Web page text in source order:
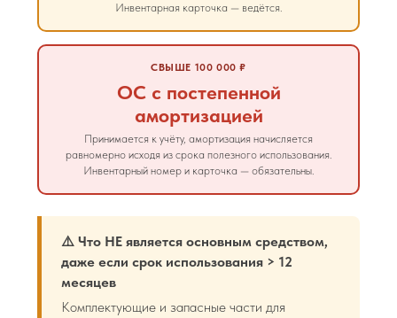
Инвентарная карточка — ведётся.
СВЫШЕ 100 000 ₽
ОС с постепенной
амортизацией
Принимается к учёту, амортизация начисляется
равномерно исходя из срока полезного использования.
Инвентарный номер и карточка — обязательны.
⚠️ Что НЕ является основным средством,
даже если срок использования > 12
месяцев
Комплектующие и запасные части для